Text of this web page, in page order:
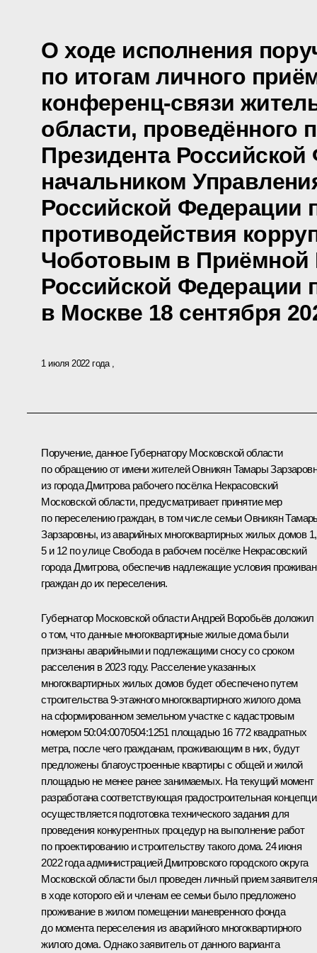
О ходе исполнения
по итогам личного
конференц-связи
области, проведённого
Президента
начальником
Российской Федерации
противодействия
Чоботовым в Приёмной
Российской Федерации
в Москве 18 сентября
1 июля 2022 года
Поручение, данное Губернатору Московской области
по обращению от имени жителей Овникян Тамары
из города Дмитрова рабочего посёлка Некрасовский
Московской области, предусматривает принятие мер
по переселению граждан, в том числе семьи Овникян
Зарзаровны, из аварийных многоквартирных жилых домов
5 и 12 по улице Свобода в рабочем посёлке Некрасовский
города Дмитрова, обеспечив надлежащие условия
граждан до их переселения.
Губернатор Московской области Андрей Воробьёв доложил
о том, что данные многоквартирные жилые дома были
признаны аварийными и подлежащими сносу со сроком
расселения в 2023 году. Расселение указанных
многоквартирных жилых домов будет обеспечено путем
строительства 9-этажного многоквартирного жилого дома
на сформированном земельном участке с кадастровым
номером 50:04:0070504:1251 площадью 16 772 квадратных
метра, после чего гражданам, проживающим в них, будут
предложены благоустроенные квартиры с общей и жилой
площадью не менее ранее занимаемых. На текущий момент
разработана соответствующая градостроительная
осуществляется подготовка технического задания для
проведения конкурентных процедур на выполнение работ
по проектированию и строительству такого дома. 24 июня
2022 года администрацией Дмитровского городского округа
Московской области был проведен личный прием
в ходе которого ей и членам ее семьи было предложено
проживание в жилом помещении маневренного фонда
до момента переселения из аварийного многоквартирного
жилого дома. Однако заявитель от данного варианта